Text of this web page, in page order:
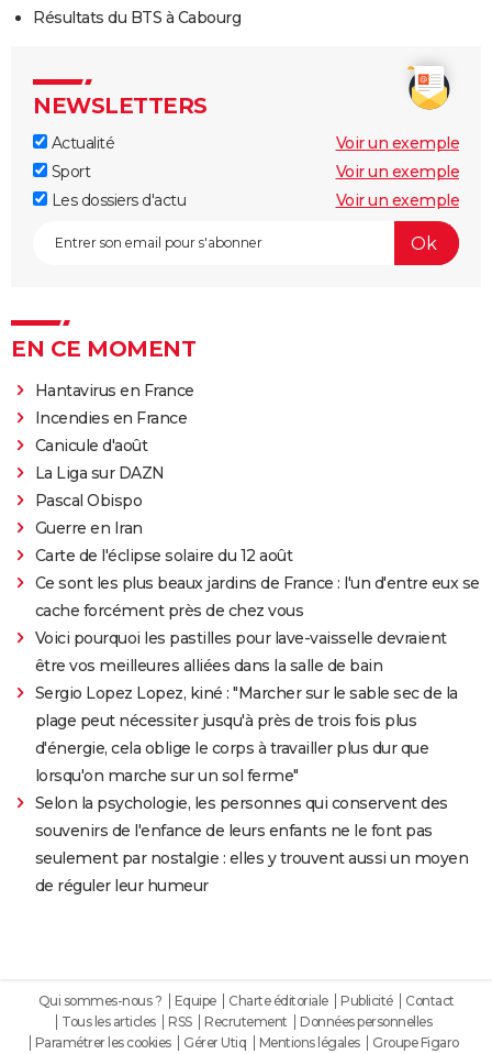
Résultats du BTS à Cabourg
NEWSLETTERS
Actualité
Voir un exemple
Sport
Voir un exemple
Les dossiers d'actu
Voir un exemple
EN CE MOMENT
Hantavirus en France
Incendies en France
Canicule d'août
La Liga sur DAZN
Pascal Obispo
Guerre en Iran
Carte de l'éclipse solaire du 12 août
Ce sont les plus beaux jardins de France : l'un d'entre eux se
cache forcément près de chez vous
Voici pourquoi les pastilles pour lave-vaisselle devraient
être vos meilleures alliées dans la salle de bain
Sergio Lopez Lopez, kiné : "Marcher sur le sable sec de la
plage peut nécessiter jusqu'à près de trois fois plus
d'énergie, cela oblige le corps à travailler plus dur que
lorsqu'on marche sur un sol ferme"
Selon la psychologie, les personnes qui conservent des
souvenirs de l'enfance de leurs enfants ne le font pas
seulement par nostalgie : elles y trouvent aussi un moyen
de réguler leur humeur
Qui sommes-nous ? Equipe Charte éditoriale Publicité
Contact
Tous les articles
RSS Recrutement
Données personnelles
Paramétrer les cookies
Gérer Utiq Mentions légales Groupe Figaro